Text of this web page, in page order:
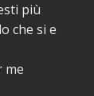
più
che si e
me